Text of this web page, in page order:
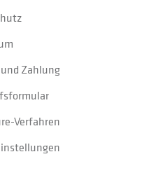
Zahlung
Verfahren